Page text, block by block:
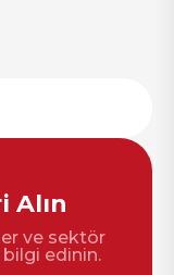
Alın
ve sektör
edinin.